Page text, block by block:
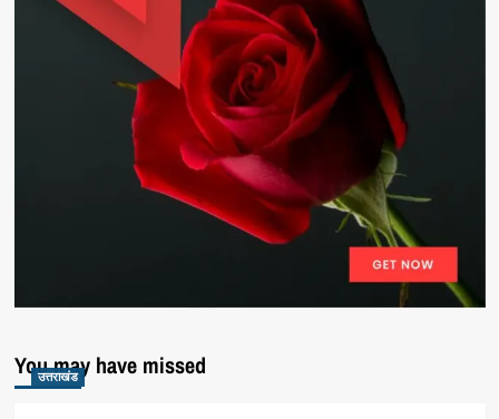
You may have missed
उत्तराखंड